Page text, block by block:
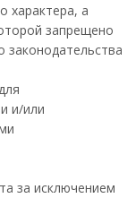
характера, а
запрещено
и/или
за исключением